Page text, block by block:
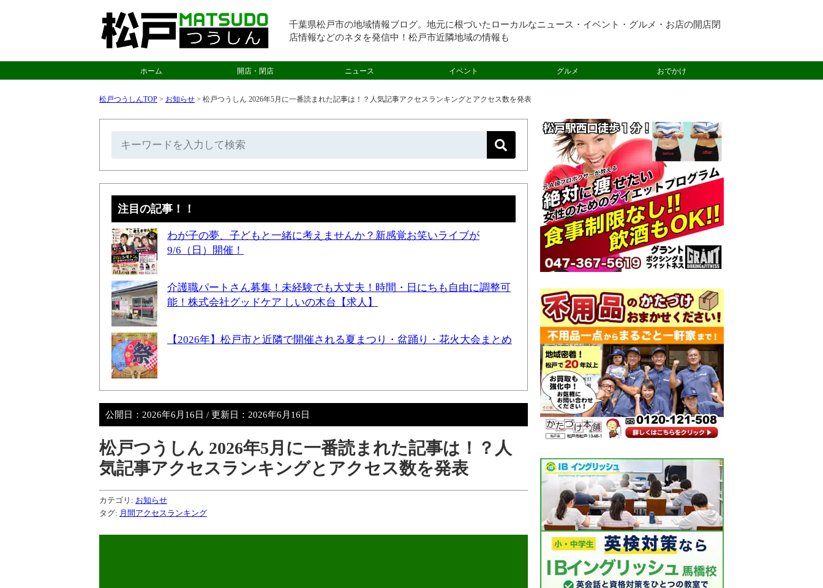
千葉県松戸市の地域情報ブログ。地元に根づいたローカルなニュース・イベント・グルメ・お店の開店閉
店情報などのネタを発信中！松戸市近隣地域の情報も
ホーム 開店・閉店 ニュース イベント グルメ おでかけ
松戸つうしんTOP > お知らせ > 松戸つうしん 2026年5月に一番読まれた記事は！？人気記事アクセスランキングとアクセス数を発表
注目の記事！！
わが子の夢、子どもと一緒に考えませんか？新感覚お笑いライブが
9/6（日）開催！
介護職パートさん募集！未経験でも大丈夫！時間・日にちも自由に調整可
能！株式会社グッドケア しいの木台【求人】
【2026年】松戸市と近隣で開催される夏まつり・盆踊り・花火大会まとめ
公開日： 2026年6月16日 / 更新日： 2026年6月16日
松戸つうしん 2026年5月に一番読まれた記事は！？人
気記事アクセスランキングとアクセス数を発表
カテゴリ: お知らせ
タグ: 月間アクセスランキング